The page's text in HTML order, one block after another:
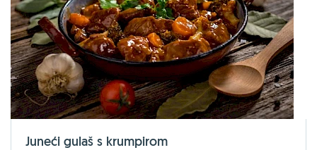
Juneći gulaš s krumpirom